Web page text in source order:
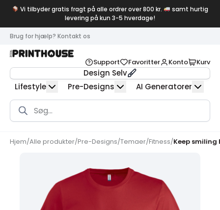
Vi tilbyder gratis fragt på alle ordrer over 800 kr.
samt hurtig
levering på kun 3-5 hverdage!
Brug for hjælp? Kontakt os
Support Favoritter Konto Kurv
Design Selv
Lifestyle
Pre-Designs AI Generatorer
Products
search
Hjem/Alle produkter/Pre-Designs/Temaer/Fitness/Keep smiling